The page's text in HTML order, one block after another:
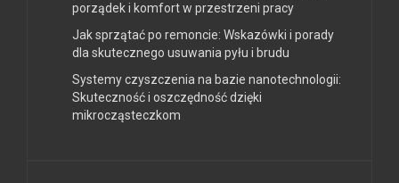
porządek i komfort w przestrzeni pracy
Jak sprzątać po remoncie: Wskazówki i porady
dla skutecznego usuwania pyłu i brudu
Systemy czyszczenia na bazie nanotechnologii:
Skuteczność i oszczędność dzięki
mikrocząsteczkom